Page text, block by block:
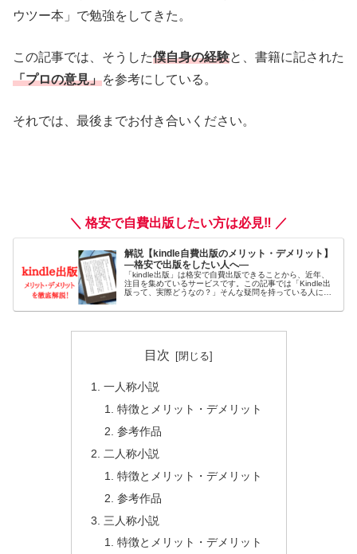
ウツー本」で勉強をしてきた。
この記事では、そうした僕自身の経験と、書籍に記された
「プロの意見」を参考にしている。
それでは、最後までお付き合いください。
＼ 格安で自費出版したい方は必見‼ ／
解説【kindle自費出版のメリット・デメリット】
―格安で出版をしたい人へ―
「kindle出版」は格安で自費出版できることから、近年、
注目を集めているサービスです。この記事では「Kindle出
版って、実際どうなの？」そんな疑問を持っている人に向
すめの出版方法」について徹底解説をします。
目次
一人称小説
特徴とメリット・デメリット
参考作品
二人称小説
特徴とメリット・デメリット
参考作品
三人称小説
特徴とメリット・デメリット